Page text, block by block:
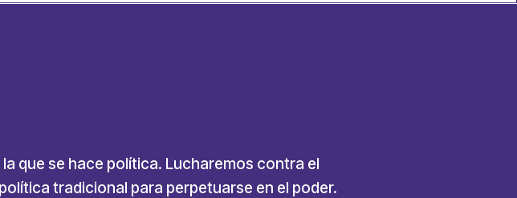
que se hace política. Lucharemos contra el
tradicional para perpetuarse en el poder.